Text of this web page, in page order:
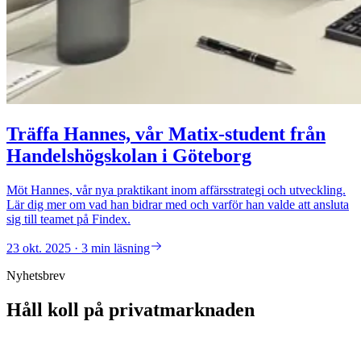
Träffa Hannes, vår Matix-student från
Handelshögskolan i Göteborg
Möt Hannes, vår nya praktikant inom affärsstrategi och utveckling.
Lär dig mer om vad han bidrar med och varför han valde att ansluta
sig till teamet på Findex.
23 okt. 2025 · 3 min läsning
Nyhetsbrev
Håll koll på privatmarknaden